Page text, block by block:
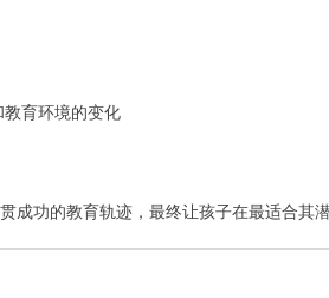
育环境的变化
成功的教育轨迹，最终让孩子在最适合其